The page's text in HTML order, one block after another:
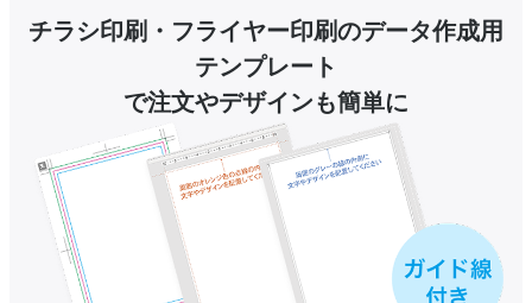
チラシ印刷・フライヤー印刷のデータ作成用
テンプレート
で注文やデザインも簡単に